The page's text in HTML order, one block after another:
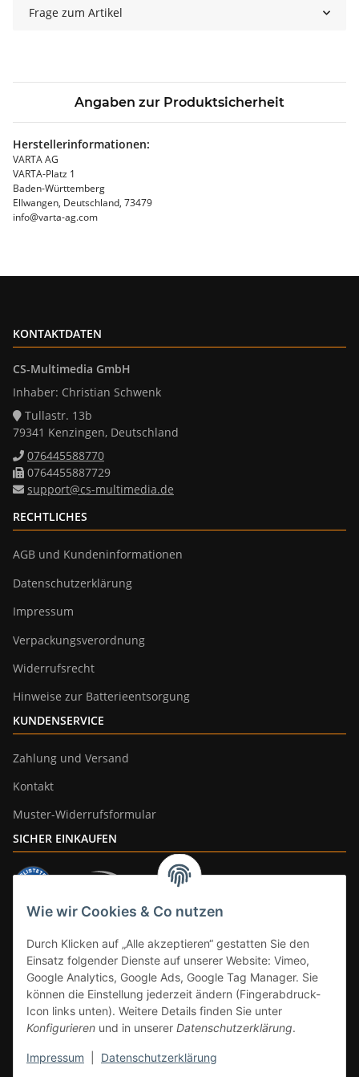
Wie wir Cookies & Co nutzen
Durch Klicken auf „Alle akzeptieren“ gestatten Sie den
Einsatz folgender Dienste auf unserer Website: Vimeo,
Google Analytics, Google Ads, Google Tag Manager. Sie
können die Einstellung jederzeit ändern (Fingerabdruck-
Icon links unten). Weitere Details finden Sie unter
Konfigurieren und in unserer Datenschutzerklärung.
Impressum Datenschutzerklärung
Frage zum Artikel
Angaben zur Produktsicherheit
Herstellerinformationen:
VARTA AG
VARTA-Platz 1
Baden-Württemberg
Ellwangen, Deutschland, 73479
info@varta-ag.com
KONTAKTDATEN
CS-Multimedia GmbH
Inhaber: Christian Schwenk
Tullastr. 13b
79341 Kenzingen, Deutschland
076445588770
0764455887729
support@cs-multimedia.de
RECHTLICHES
AGB und Kundeninformationen
Datenschutzerklärung
Impressum
Verpackungsverordnung
Widerrufsrecht
Hinweise zur Batterieentsorgung
KUNDENSERVICE
Zahlung und Versand
Kontakt
Muster-Widerrufsformular
SICHER EINKAUFEN